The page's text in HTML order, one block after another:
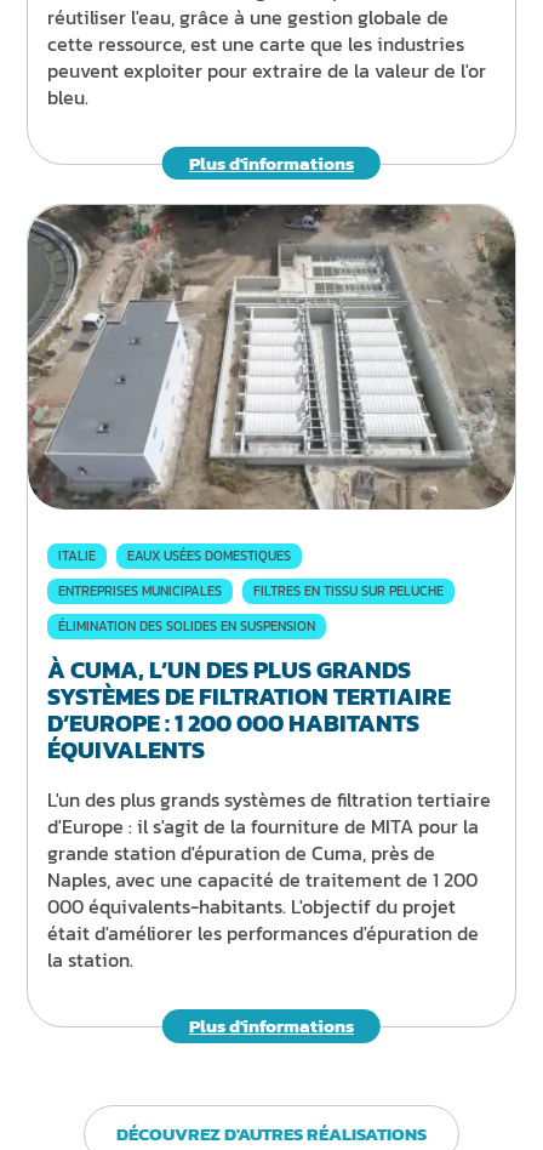
réutiliser l'eau, grâce à une gestion globale de
cette ressource, est une carte que les industries
peuvent exploiter pour extraire de la valeur de l'or
bleu.
Plus d'informations
ITALIE
EAUX USÉES DOMESTIQUES
ENTREPRISES MUNICIPALES
FILTRES EN TISSU SUR PELUCHE
ÉLIMINATION DES SOLIDES EN SUSPENSION
À CUMA, L’UN DES PLUS GRANDS
SYSTÈMES DE FILTRATION TERTIAIRE
D’EUROPE : 1 200 000 HABITANTS
ÉQUIVALENTS
L'un des plus grands systèmes de filtration tertiaire
d'Europe : il s'agit de la fourniture de MITA pour la
grande station d'épuration de Cuma, près de
Naples, avec une capacité de traitement de 1 200
000 équivalents-habitants. L'objectif du projet
était d'améliorer les performances d'épuration de
la station.
Plus d'informations
DÉCOUVREZ D'AUTRES RÉALISATIONS